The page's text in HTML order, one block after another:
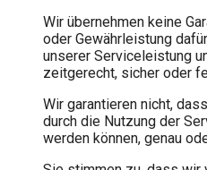
Wir übernehmen keine
oder Gewährleistung
unserer Serviceleistung
zeitgerecht, sicher oder
Wir garantieren nicht,
durch die Nutzung der
werden können, genau